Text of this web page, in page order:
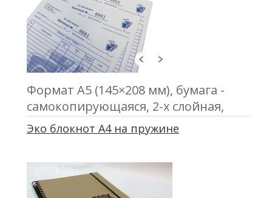
Формат А5 (145×208 мм), бумага -
самокопирующаяся, 2-х слойная,
офсетная печать, проклейка
Эко блокнот А4 на пружине